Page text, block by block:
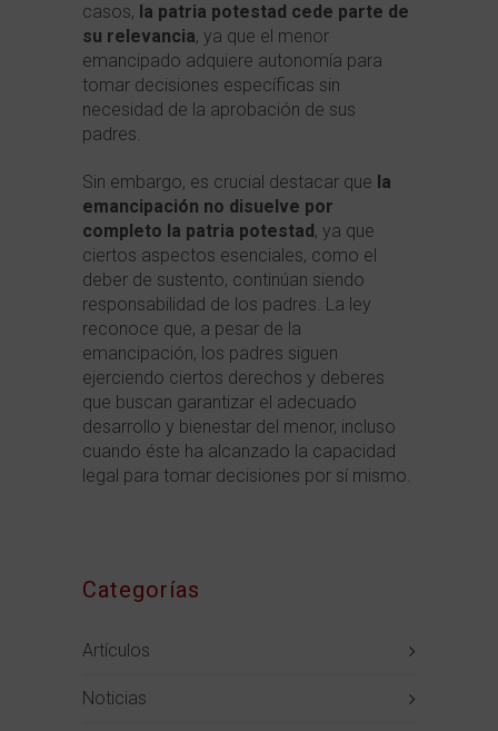
casos, la patria potestad cede parte de
su relevancia, ya que el menor
emancipado adquiere autonomía para
tomar decisiones específicas sin
necesidad de la aprobación de sus
padres.
Sin embargo, es crucial destacar que la
emancipación no disuelve por
completo la patria potestad , ya que
ciertos aspectos esenciales, como el
deber de sustento, continúan siendo
responsabilidad de los padres. La ley
reconoce que, a pesar de la
emancipación, los padres siguen
ejerciendo ciertos derechos y deberes
que buscan garantizar el adecuado
desarrollo y bienestar del menor, incluso
cuando éste ha alcanzado la capacidad
legal para tomar decisiones por sí mismo.
Categorías
Artículos
Noticias